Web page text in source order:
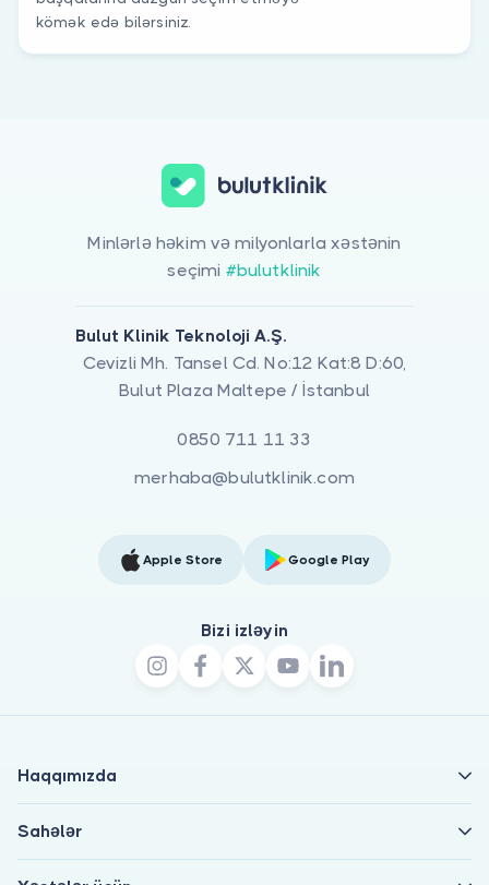
kömək edə bilərsiniz.
Minlərlə həkim və milyonlarla xəstənin
seçimi #bulutklinik
Bulut Klinik Teknoloji A.Ş.
Cevizli Mh. Tansel Cd. No:12 Kat:8 D:60,
Bulut Plaza Maltepe / İstanbul
0850 711 11 33
merhaba@bulutklinik.com
Apple Store Google Play
Bizi izləyin
Haqqımızda
Sahələr